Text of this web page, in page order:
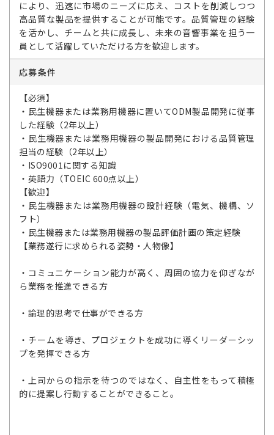
により、迅速に市場のニーズに応え、コストを削減しつつ
高品質な製品を提供することが可能です。品質管理の経験
を活かし、チームと共に成長し、未来の音響事業を担う一
員として活躍していただける方を歓迎します。
応募条件
【必須】
・民生機器または業務用機器に置いてODM製品開発に従事
した経験（2年以上）
・民生機器または業務用機器の製品開発における品質管理
担当の経験（2年以上）
・ISO9001に関する知識
・英語力（TOEIC 600点以上）
【歓迎】
・民生機器または業務用機器の設計経験（電気、機構、ソ
フト）
・民生機器または業務用機器の製品評価計画の策定経験
【業務遂行に求められる姿勢・人物像】
・コミュニケーション能力が高く、周囲の協力を仰ぎなが
ら業務を推進できる方
・論理的思考で仕事ができる方
・チームを導き、プロジェクトを成功に導くリーダーシッ
プを発揮できる方
・上司からの指示を待つのではなく、自主性をもって積極
的に提案し行動することができること。